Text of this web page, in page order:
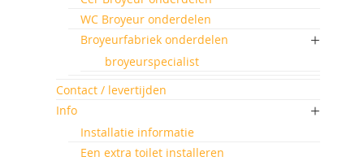
WC Broyeur onderdelen
Broyeurfabriek onderdelen
broyeurspecialist
Contact / levertijden
Info
Installatie informatie
Een extra toilet installeren